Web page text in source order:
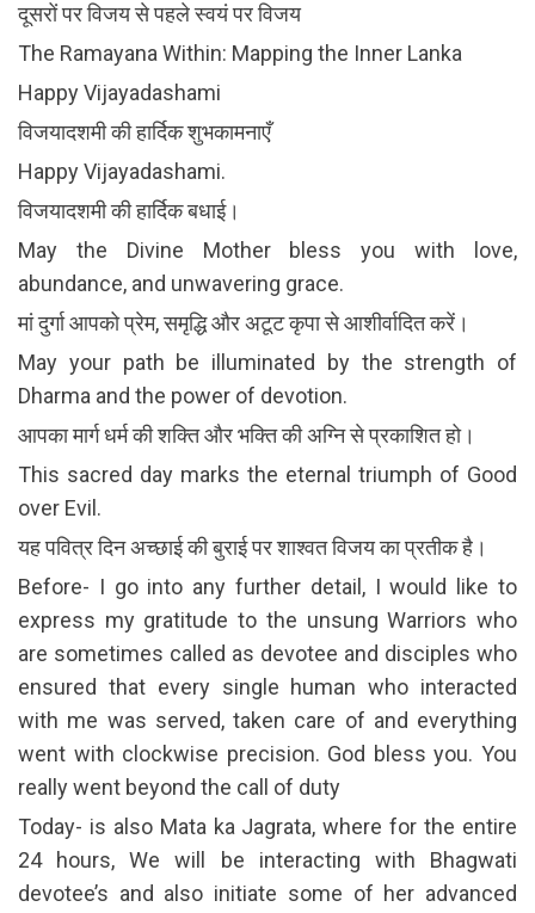
दूसरों पर विजय से पहले स्वयं पर विजय
The Ramayana Within: Mapping the Inner Lanka
Happy Vijayadashami
विजयादशमी की हार्दिक शुभकामनाएँ
Happy Vijayadashami.
विजयादशमी की हार्दिक बधाई।
May the Divine Mother bless you with love,
abundance, and unwavering grace.
मां दुर्गा आपको प्रेम, समृद्धि और अटूट कृपा से आशीर्वादित करें।
May your path be illuminated by the strength of
Dharma and the power of devotion.
आपका मार्ग धर्म की शक्ति और भक्ति की अग्नि से प्रकाशित हो।
This sacred day marks the eternal triumph of Good
over Evil.
यह पवित्र दिन अच्छाई की बुराई पर शाश्वत विजय का प्रतीक है।
Before- I go into any further detail, I would like to
express my gratitude to the unsung Warriors who
are sometimes called as devotee and disciples who
ensured that every single human who interacted
with me was served, taken care of and everything
went with clockwise precision. God bless you. You
really went beyond the call of duty
Today- is also Mata ka Jagrata, where for the entire
24 hours, We will be interacting with Bhagwati
devotee’s and also initiate some of her advanced